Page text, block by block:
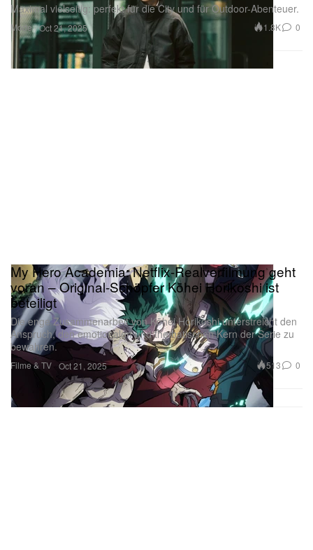
Mode
Maximal vielseitig: perfekt für die City und für Outdoor-Abenteuer.
Oct 21, 2025 1.8K 0
Filme & TV
My Hero Academia: Netflix-Realverfilmung geht
voran – Original-Schöpfer Kōhei Horikoshi ist
beteiligt
Die enge Zusammenarbeit von Kōhei Horikoshi unterstreicht den
Anspruch, den emotionalen und thematischen Kern der Serie zu
bewahren.
Oct 21, 2025 513 0